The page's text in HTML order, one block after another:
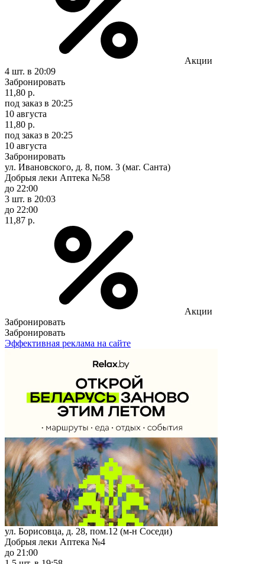
Акции
4 шт. в 20:09
Забронировать
11,80 р.
под заказ в 20:25
10 августа
11,80 р.
под заказ в 20:25
10 августа
Забронировать
ул. Ивановского, д. 8, пом. 3 (маг. Санта)
Добрыя леки Аптека №58
до 22:00
3 шт. в 20:03
до 22:00
11,87 р.
Акции
Забронировать
Забронировать
Эффективная реклама на сайте
ул. Борисовца, д. 28, пом.12 (м-н Соседи)
Добрыя леки Аптека №4
до 21:00